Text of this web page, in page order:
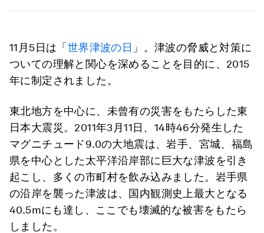
11月5日は「 世界津波の日 」。津波の脅威と対策に
ついての理解と関心を深めることを目的に、2015
年に制定されました。
東北地方を中心に、未曾有の災害をもたらした東
日本大震災。2011年3月11日、14時46分発生した
マグニチュード9.0の大地震は、岩手、宮城、福島
県を中心とした太平洋沿岸部に巨大な津波を引き
起こし、多くの市町村を飲み込みました。岩手県
の沿岸を襲った津波は、国内観測史上最大となる
40.5mにも達し、ここでも壊滅的な被害をもたら
しました。